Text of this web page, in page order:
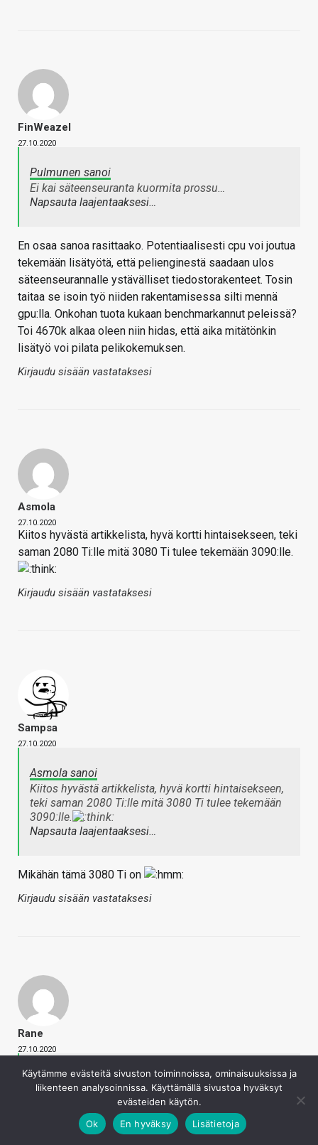
FinWeazel
27.10.2020
Pulmunen sanoi
Ei kai säteenseuranta kuormita prossu…
Napsauta laajentaaksesi…
En osaa sanoa rasittaako. Potentiaalisesti cpu voi joutua
tekemään lisätyötä, että pelienginestä saadaan ulos
säteenseurannalle ystävälliset tiedostorakenteet. Tosin
taitaa se isoin työ niiden rakentamisessa silti mennä
gpu:lla. Onkohan tuota kukaan benchmarkannut peleissä?
Toi 4670k alkaa oleen niin hidas, että aika mitätönkin
lisätyö voi pilata pelikokemuksen.
Kirjaudu sisään vastataksesi
Asmola
27.10.2020
Kiitos hyvästä artikkelista, hyvä kortti hintaisekseen, teki
saman 2080 Ti:lle mitä 3080 Ti tulee tekemään 3090:lle.
Kirjaudu sisään vastataksesi
Sampsa
27.10.2020
Asmola sanoi
Kiitos hyvästä artikkelista, hyvä kortti hintaisekseen,
teki saman 2080 Ti:lle mitä 3080 Ti tulee tekemään
3090:lle.
Napsauta laajentaaksesi…
Mikähän tämä 3080 Ti on
Kirjaudu sisään vastataksesi
Rane
27.10.2020
Sampsa sanoi
Mikähän tämä 3080 Ti on
Napsauta laajentaaksesi…
Käytämme evästeitä sivuston toiminnoissa, ominaisuuksissa ja
liikenteen analysoinnissa. Käyttämällä sivustoa hyväksyt
evästeiden käytön.
Ok
En hyväksy Lisätietoja